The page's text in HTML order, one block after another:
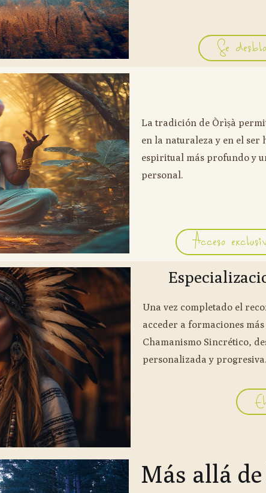
Se
La tradición de Òrìṣà
en la naturaleza y en el
espiritual más profundo y
personal.
Acceso
Una vez completado el
acceder a formaciones
Chamanismo Sincrético,
personalizada y progresiva.
Más allá